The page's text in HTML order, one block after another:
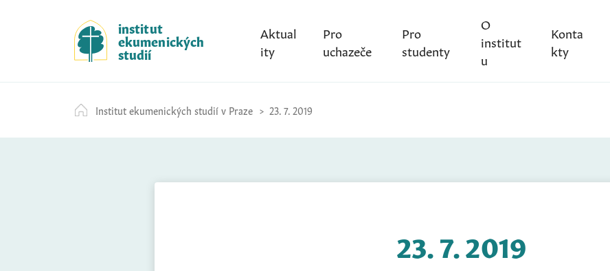
k
i
p
t
c
o
institut
ekumenických
studií
Aktual
ity
Pro
uchazeče
Pro
studenty
O
institut
u
Konta
kty
Institut ekumenických studií v Praze 23. 7. 2019
23. 7. 2019